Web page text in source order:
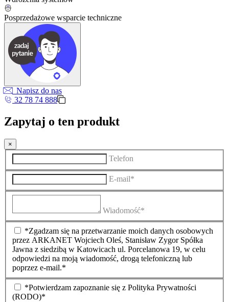
Posprzedażowe wsparcie techniczne
Napisz do nas
32 78 74 888
Zapytaj o ten produkt
×
Telefon
E-mail*
Wiadomość*
*Zgadzam się na przetwarzanie moich danych osobowych
przez ARKANET Wojciech Oleś, Stanisław Zygor Spółka
Jawna z siedzibą w Katowicach ul. Porcelanowa 19, w celu
odpowiedzi na moją wiadomość, drogą telefoniczną lub
poprzez e-mail.*
*Potwierdzam zapoznanie się z Polityka Prywatności
(RODO)*